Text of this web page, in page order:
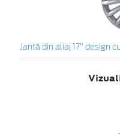
Jantă din aliaj 17" design